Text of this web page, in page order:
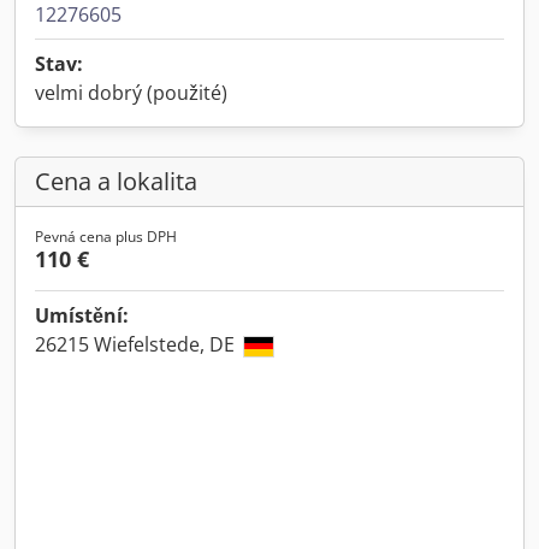
12276605
Stav:
velmi dobrý (použité)
Cena a lokalita
Pevná cena plus DPH
110 €
Umístění:
26215 Wiefelstede, DE